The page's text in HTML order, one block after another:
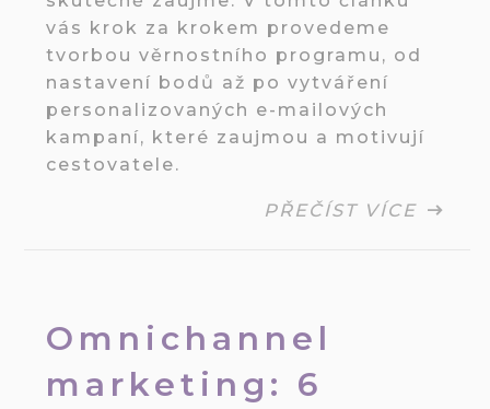
vás krok za krokem provedeme
tvorbou věrnostního programu, od
nastavení bodů až po vytváření
personalizovaných e-mailových
kampaní, které zaujmou a motivují
cestovatele.
PŘEČÍST VÍCE
Omnichannel
marketing: 6